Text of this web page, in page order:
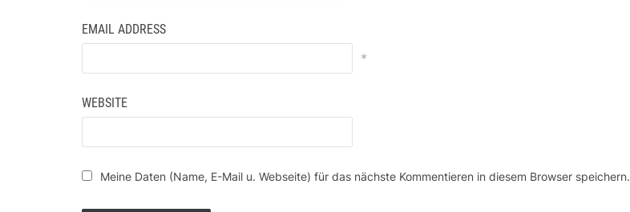
EMAIL ADDRESS
*
WEBSITE
Meine Daten (Name, E-Mail u. Webseite) für das nächste Kommentieren in diesem Browser speichern.